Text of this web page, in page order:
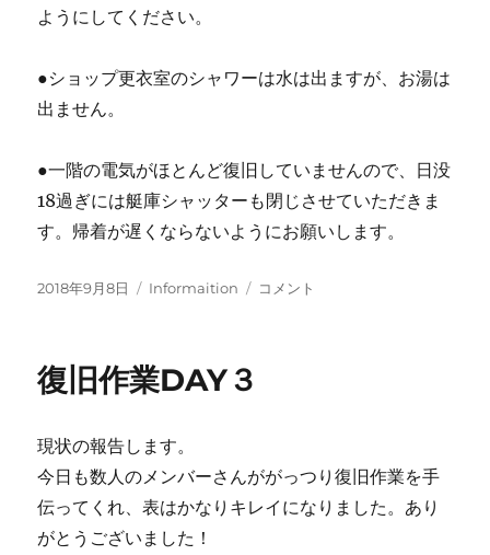
ようにしてください。
●ショップ更衣室のシャワーは水は出ますが、お湯は
出ません。
●一階の電気がほとんど復旧していませんので、日没
18過ぎには艇庫シャッターも閉じさせていただきま
す。帰着が遅くならないようにお願いします。
投
2018年9月8日
カ
ー
Informaition
復
コメント
復旧作業DAY３
現状の報告します。
今日も数人のメンバーさんががっつり復旧作業を手
伝ってくれ、表はかなりキレイになりました。あり
がとうございました！